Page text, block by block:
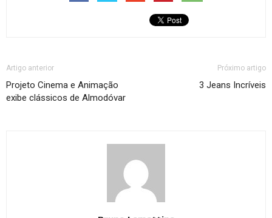
Artigo anterior
Projeto Cinema e Animação
exibe clássicos de Almodóvar
Próximo artigo
3 Jeans Incríveis